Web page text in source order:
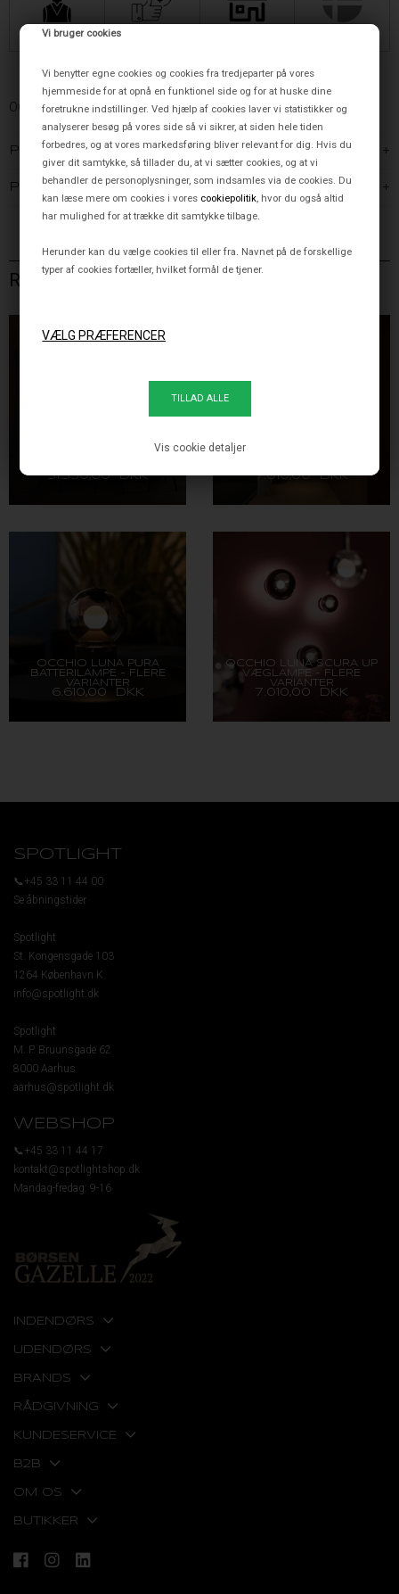
Vi bruger cookies
Vi benytter egne cookies og cookies fra tredjeparter på vores
hjemmeside for at opnå en funktionel side og for at huske dine
foretrukne indstillinger. Ved hjælp af cookies laver vi statistikker og
analyserer besøg på vores side så vi sikrer, at siden hele tiden
forbedres, og at vores markedsføring bliver relevant for dig. Hvis du
giver dit samtykke, så tillader du, at vi sætter cookies, og at vi
behandler de personoplysninger, som indsamles via de cookies. Du
kan læse mere om cookies i vores cookiepolitik , hvor du også altid
har mulighed for at trække dit samtykke tilbage.
Herunder kan du vælge cookies til eller fra. Navnet på de forskellige
typer af cookies fortæller, hvilket formål de tjener.
Vis cookie detaljer
Stor viden om lys
OCCHIO
PRODUKTBESKRIVELSE
PRODUKTINFORMATION
RELATEREDE VARER
OCCHIO LUNA SOSPESO
31.350,00 DKK
OCCHIO LUNA PIENA UP
7.010,00 DKK
OCCHIO LUNA PURA
BATTERILAMPE - FLERE
VARIANTER
6.610,00 DKK
OCCHIO LUNA SCURA UP
VÆGLAMPE - FLERE
VARIANTER
7.010,00 DKK
SPOTLIGHT
📞+45 33 11 44 00
Se åbningstider
Spotlight
St. Kongensgade 103
1264 København K
info@spotlight.dk
Spotlight
M. P. Bruunsgade 62
8000 Aarhus
aarhus@spotlight.dk
WEBSHOP
📞+45 33 11 44 17
kontakt@spotlightshop.dk
Mandag-fredag: 9-16
INDENDØRS
UDENDØRS
BRANDS
RÅDGIVNING
KUNDESERVICE
B2B
OM OS
BUTIKKER